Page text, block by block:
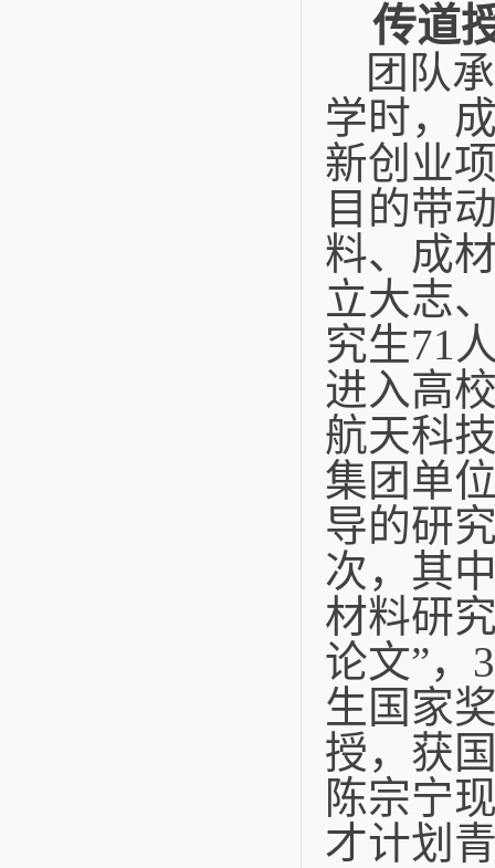
传道
团队
学时，
新创业
目的带
料、成
立大志
究生71
进入高
航天科
集团单
导的研
次，其
材料研
论文”，
生国家
授，获
陈宗宁
才计划